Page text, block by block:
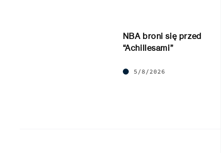
NBA broni się przed
“Achillesami”
5/8/2026